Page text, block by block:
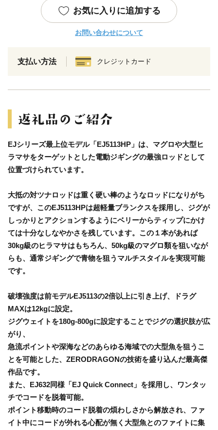
お気に入りに追加する
お問い合わせについて
支払い方法 クレジットカード
EJシリーズ最上位モデル「EJ5113HP」は、マグロや大型ヒ
ラマサをターゲットとした電動ジギングの最強ロッドとして
位置づけられています。
大抵の対ツナロッドは重く硬い棒のようなロッドになりがち
ですが、このEJ5113HPは超軽量ブランクスを採用し、ジグが
しっかりとアクションするようにベリーからティップにかけ
ては十分なしなやかさを残しています。この１本があれば
30kg級のヒラマサはもちろん、50kg級のマグロ類を狙いなが
らも、通常ジギングで青物を狙うマルチスタイルを実現可能
です。
破壊強度は前モデルEJ5113の2倍以上に引き上げ、ドラグ
MAXは12kgに設定。
ジグウェイトを180g-800gに設定することでジグの選択肢が広
がり、
急流ポイントや深海などのあらゆる海域での大型魚を狙うこ
とを可能とした、ZERODRAGONの技術を盛り込んだ最高傑
作品です。
また、EJ632同様「EJ Quick Connect」を採用し、ワンタッ
チでコードを脱着可能。
ポイント移動時のコード脱着の煩わしさから解放され、ファ
イト中にコードが外れる心配が無く大型魚とのファイトに集